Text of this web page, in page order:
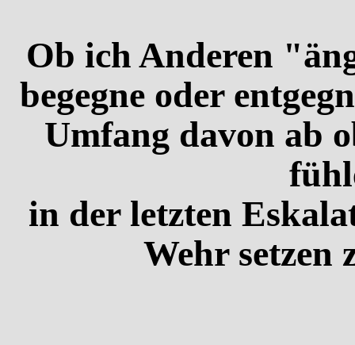
Ob ich Anderen
begegne oder
Umfang davon ab
in der letzten
Wehr setzen